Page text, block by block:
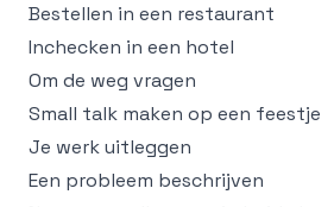
Bestellen in een restaurant
Inchecken in een hotel
Om de weg vragen
Small talk maken op een feestje
Je werk uitleggen
Een probleem beschrijven